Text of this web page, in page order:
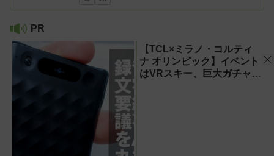
PR
【TCL×ミラノ・コルティ
ナ オリンピック】イベント
はVRスキー、巨大ガチャな